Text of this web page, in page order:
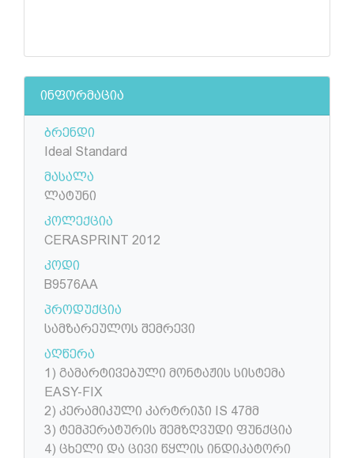
ინფორმაცია
ბრენდი
Ideal Standard
მასალა
ლატუნი
კოლექცია
CERASPRINT 2012
კოდი
B9576AA
პროდუქცია
სამზარეულოს შემრევი
აღწერა
1) გამარტივებული მონტაჟის სისტემა
EASY-FIX
2) კერამიკული კარტრიჯი IS 47მმ
3) ტემპერატურის შემზღვუდი ფუნქცია
4) ცხელი და ცივი წყლის ინდიკატორი